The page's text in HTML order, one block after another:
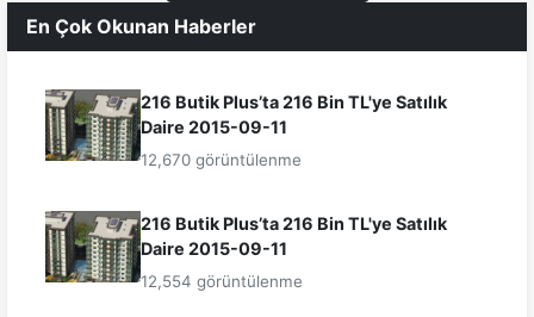
En Çok Okunan Haberler
216 Butik Plus’ta 216 Bin TL'ye Satılık
Daire 2015-09-11
12,670 görüntülenme
216 Butik Plus’ta 216 Bin TL'ye Satılık
Daire 2015-09-11
12,554 görüntülenme